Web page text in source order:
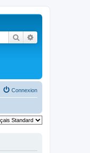
Rechercher
Connexion